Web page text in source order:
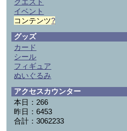
イベント
コンテンツ?
グッズ
カード
シール
フィギュア
ぬいぐるみ
アクセスカウンター
本日：266
昨日：6453
合計：3062233